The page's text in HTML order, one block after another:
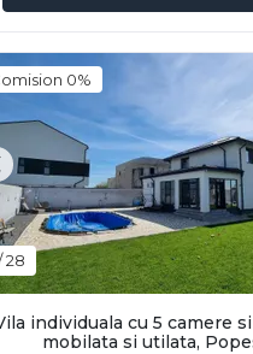
0%
28
individuala cu 5 camere
mobilata si utilata,